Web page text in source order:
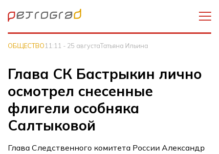
ОБЩЕСТВО11:11 - 25 августаТатьяна Ильина
Глава СК Бастрыкин лично
осмотрел снесенные
флигели особняка
Салтыковой
Глава Следственного комитета России Александр